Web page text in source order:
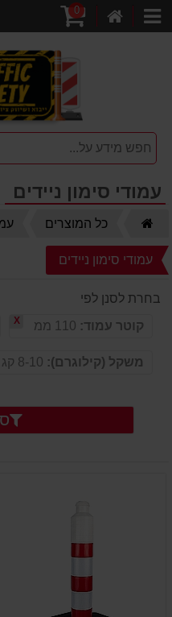
קטגוריות
קניות
0
עמודי סימון ניידים
כל המוצרים
עמודי סימון ניידים
בחרת לסנן לפי
קוטר עמוד:
X
משקל (קילוגרם):